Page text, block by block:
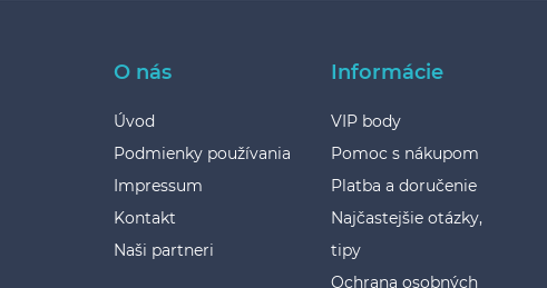
O nás
Úvod
Podmienky používania
Impressum
Kontakt
Naši partneri
Informácie
VIP body
Pomoc s nákupom
Platba a doručenie
Najčastejšie otázky,
tipy
Ochrana osobných